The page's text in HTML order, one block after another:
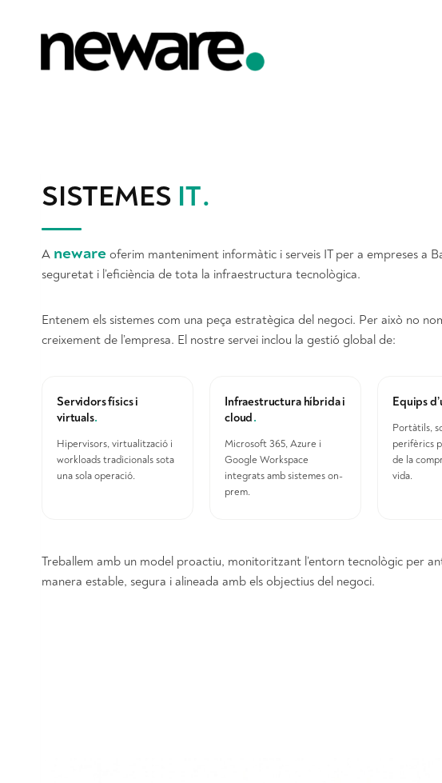
contingut
SISTEMES IT.
A neware oferim manteniment informàtic i serveis IT per a empreses a
seguretat i l’eficiència de tota la infraestructura tecnològica.
Entenem els sistemes com una peça estratègica del negoci. Per això no
creixement de l’empresa. El nostre servei inclou la gestió global de:
Servidors físics i
virtuals.
Hipervisors, virtualització i
workloads tradicionals sota
una sola operació.
Infraestructura híbrida i
cloud.
Microsoft 365, Azure i
Google Workspace
integrats amb sistemes on-
prem.
Equips
Portàtils,
perifèrics
de la
vida.
Treballem amb un model proactiu, monitoritzant l’entorn tecnològic per
manera estable, segura i alineada amb els objectius del negoci.